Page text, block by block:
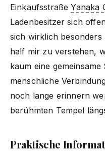
EinkaufsstraßeYanaka
Ladenbesitzer sich
sich wirklich
half mir zu verstehen,
kaum eine
menschliche
noch lange erinnern
berühmten Tempel
Praktische